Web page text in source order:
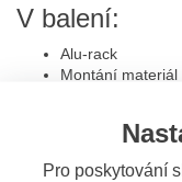
Pro poskytování
V balení:
Alu-rack
Montání materiál
K nosiči je
typu kufru: